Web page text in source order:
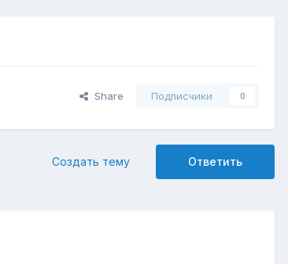
Share Подписчики 0
Ответить
Создать тему